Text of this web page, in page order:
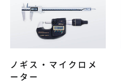
ノギス・マイクロメ
ーター